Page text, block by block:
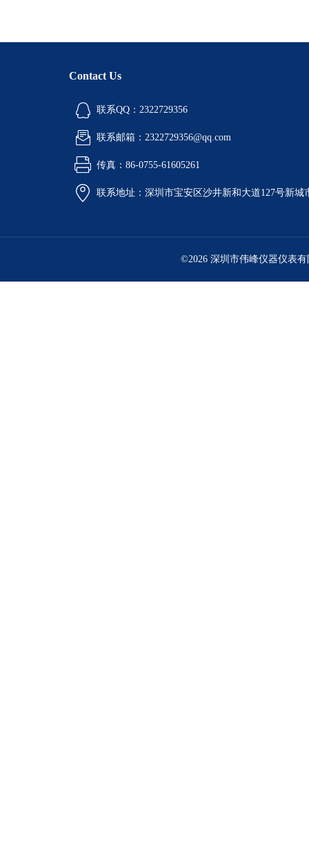
Contact Us
联系QQ：2322729356
联系邮箱：2322729356@qq.com
传真：86-0755-61605261
联系地址：深圳市宝安区沙井新和大道127号新城
©2026 深圳市伟峰仪器仪表